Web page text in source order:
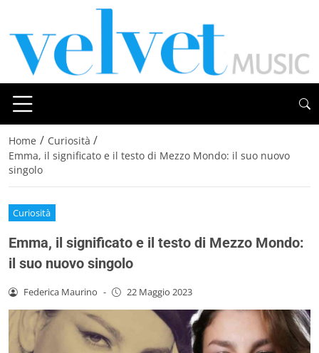
Home / Curiosità /
Emma, il significato e il testo di Mezzo Mondo: il suo nuovo
singolo
Curiosità
Emma, il significato e il testo di Mezzo Mondo:
il suo nuovo singolo
Federica Maurino - 22 Maggio 2023